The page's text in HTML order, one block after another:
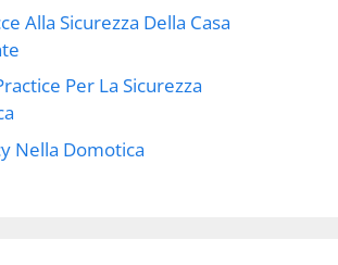
Alla Sicurezza Della Casa
Per La Sicurezza
Nella Domotica